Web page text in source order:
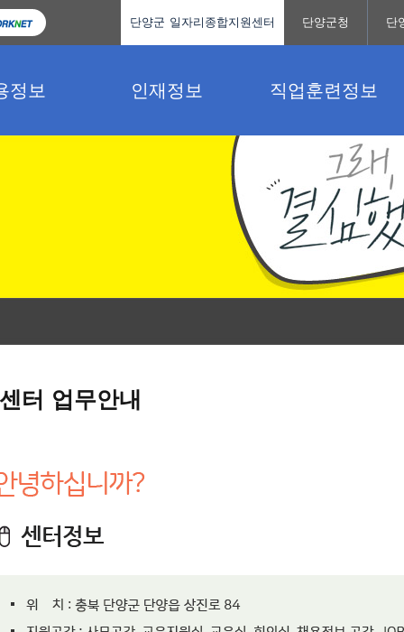
정보 인재정보 직업훈련정보
단양군 일자리종합지원센터 단양군청 단
센터 업무안내